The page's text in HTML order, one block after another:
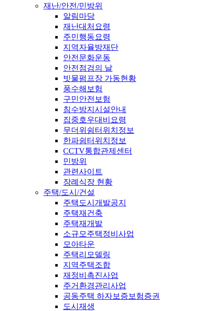
재난/안전/민방위
알림마당
재난대처요령
주민행동요령
지역자율방재단
안전문화운동
안전점검의 날
빗물펌프장 가동현황
풍수해보험
구민안전보험
침수방지시설안내
집중호우대비요령
무더위쉼터위치정보
한파쉼터위치정보
CCTV통합관제센터
민방위
관련사이트
장례식장 현황
주택/도시/건설
주택도시개발공지
주택재건축
주택재개발
소규모주택정비사업
모아타운
주택리모델링
지역주택조합
재정비촉진사업
주거환경관리사업
공동주택 하자보증보험증권
도시재생